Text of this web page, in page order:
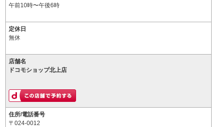
午前10時〜午後6時
定休日
無休
店舗名
ドコモショップ北上店
住所/電話番号
〒024-0012